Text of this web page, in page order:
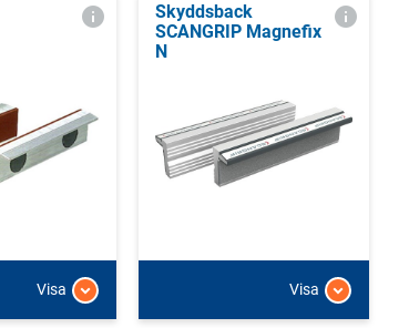
Visa
Skyddsback
SCANGRIP Magnefix
N
Visa